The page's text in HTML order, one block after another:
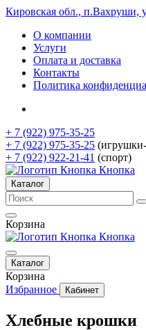
Кировская обл., п.Вахруши,
О компании
Услуги
Оплата и доставка
Контакты
Политика
+ 7 (922) 975-35-25
+ 7 (922) 975-35-25
+ 7 (922) 922-21-41 (спорт)
Кнопка
Каталог
Корзина
Кнопка
Каталог
Корзина
Избранное
Кабинет
Хлебные крошки